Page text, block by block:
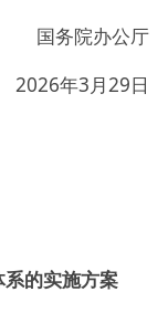
国务院办公厅
年3月29日
的实施方案